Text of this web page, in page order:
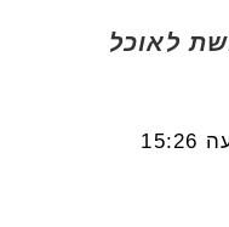
לאוכל